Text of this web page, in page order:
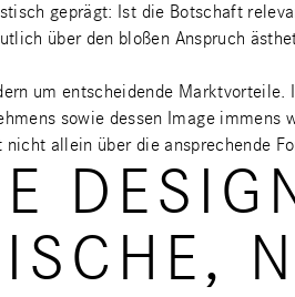
geprägt: Ist die Botschaft
über den bloßen Anspruch
um entscheidende
sowie dessen Image
allein über die ansprechende